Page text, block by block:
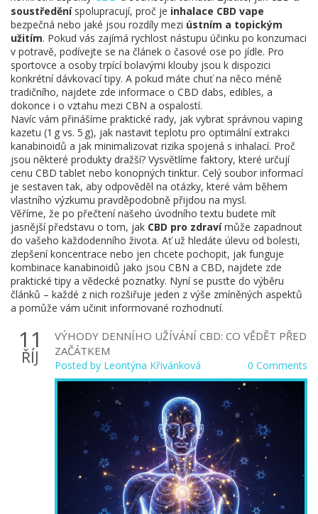
soustředěníspolupracují, proč je inhalace CBD vape
bezpečná nebo jaké jsou rozdíly mezi ústním a topickým
užitím. Pokud vás zajímá rychlost nástupu účinku po konzumaci
v potravě, podívejte se na článek o časové ose po jídle. Pro
sportovce a osoby trpící bolavými klouby jsou k dispozici
konkrétní dávkovací tipy. A pokud máte chuť na něco méně
tradičního, najdete zde informace o CBD dabs, edibles, a
dokonce i o vztahu mezi CBN a ospalostí.
Navíc vám přinášíme praktické rady, jak vybrat správnou vaping
kazetu (1 g vs. 5 g), jak nastavit teplotu pro optimální extrakci
kanabinoidů a jak minimalizovat rizika spojená s inhalací. Proč
jsou některé produkty dražší? Vysvětlíme faktory, které určují
cenu CBD tablet nebo konopných tinktur. Celý soubor informací
je sestaven tak, aby odpověděl na otázky, které vám během
vlastního výzkumu pravděpodobně přijdou na mysl.
Věříme, že po přečtení našeho úvodního textu budete mít
jasnější představu o tom, jak CBD pro zdravímůže zapadnout
do vašeho každodenního života. Ať už hledáte úlevu od bolesti,
zlepšení koncentrace nebo jen chcete pochopit, jak funguje
kombinace kanabinoidů jako jsou CBN a CBD, najdete zde
praktické tipy a vědecké poznatky. Nyní se pusťte do výběru
článků – každé z nich rozšiřuje jeden z výše zmíněných aspektů
a pomůže vám učinit informované rozhodnutí.
11
ŘÍJ
VÝHODY DENNÍHO UŽÍVÁNÍ CBD: CO VĚDĚT PŘED
ZAČÁTKEM
Posted by Leontýna Křivánková 0 Comments